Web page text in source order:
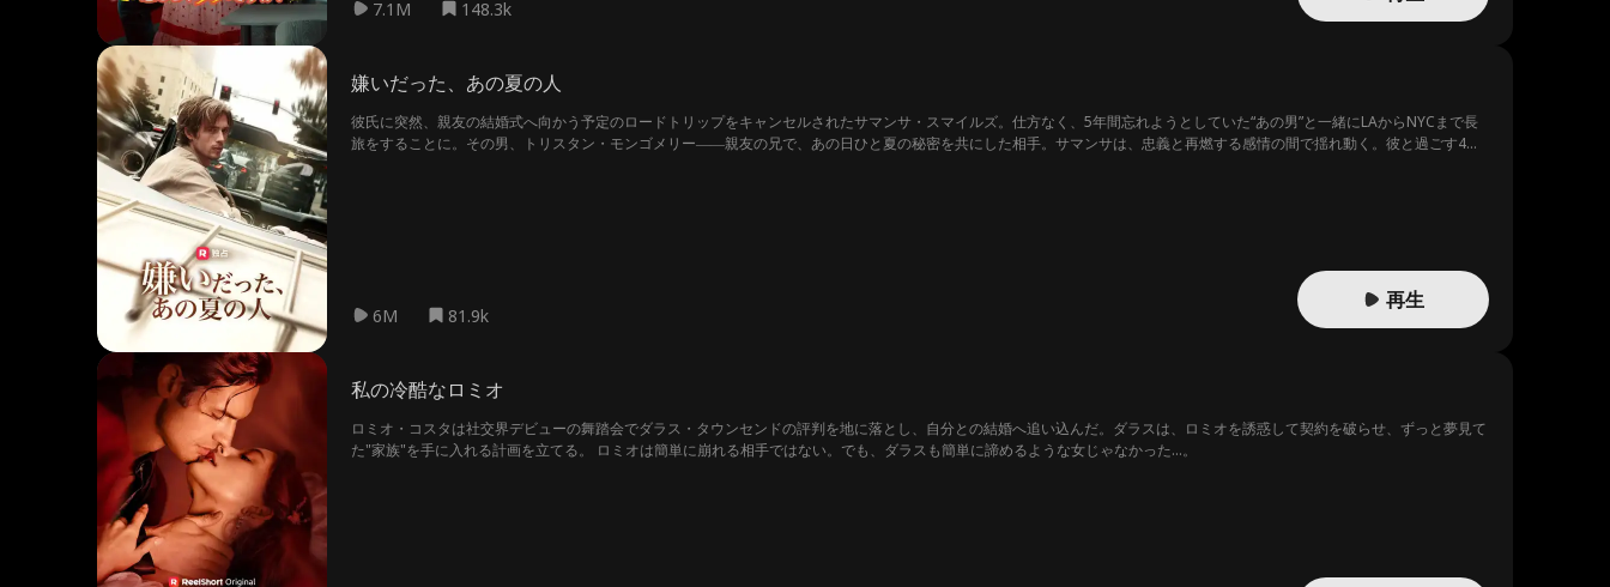
7.1M 148.3k
嫌いだった、あの夏の人
彼氏に突然、親友の結婚式へ向かう予定のロードトリップをキャンセルされたサマンサ・スマイルズ。仕方なく、5年間忘れようとしていた“あの男”と一緒にLAからNYCまで長
旅をすることに。その男、トリスタン・モンゴメリー――親友の兄で、あの日ひと夏の秘密を共にした相手。サマンサは、忠義と再燃する感情の間で揺れ動く。彼と過ごす4日
6M 81.9k
再生
私の冷酷なロミオ
ロミオ・コスタは社交界デビューの舞踏会でダラス・タウンセンドの評判を地に落とし、自分との結婚へ追い込んだ。ダラスは、ロミオを誘惑して契約を破らせ、ずっと夢見て
た"家族"を手に入れる計画を立てる。 ロミオは簡単に崩れる相手ではない。でも、ダラスも簡単に諦めるような女じゃなかった…。